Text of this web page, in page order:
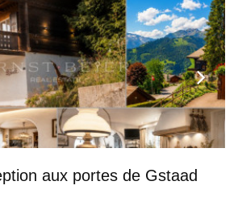
aux portes de Gstaad